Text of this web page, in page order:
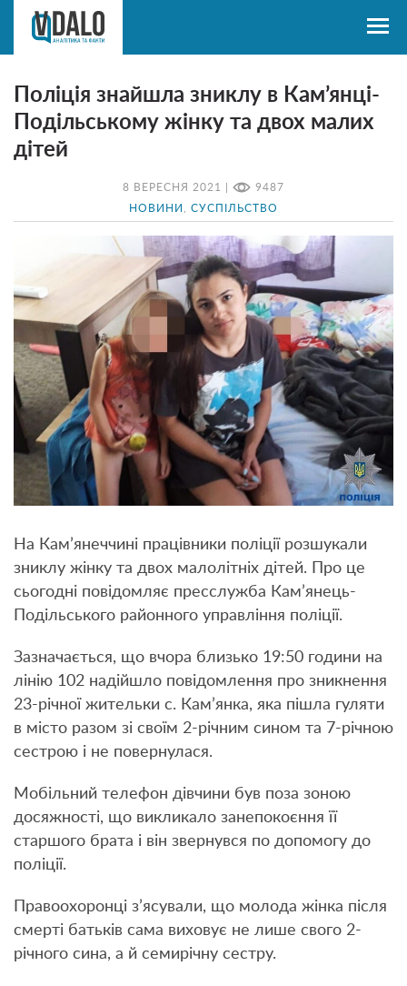
8 ВЕРЕСНЯ 2021 | 9487
НОВИНИ СУСПІЛЬСТВО
Поліція знайшла зниклу в Кам’янці-
Подільському жінку та двох малих
дітей
На Кам’янеччині працівники поліції розшукали
зниклу жінку та двох малолітніх дітей. Про це
сьогодні повідомляє пресслужба Кам’янець-
Подільського районного управління поліції.
Зазначається, що вчора близько 19:50 години на
лінію 102 надійшло повідомлення про зникнення
23-річної жительки с. Кам’янка, яка пішла гуляти
в місто разом зі своїм 2-річним сином та 7-річною
сестрою і не повернулася.
Мобільний телефон дівчини був поза зоною
досяжності, що викликало занепокоєння її
старшого брата і він звернувся по допомогу до
поліції.
Правоохоронці з’ясували, що молода жінка після
смерті батьків сама виховує не лише свого 2-
річного сина, а й семирічну сестру.